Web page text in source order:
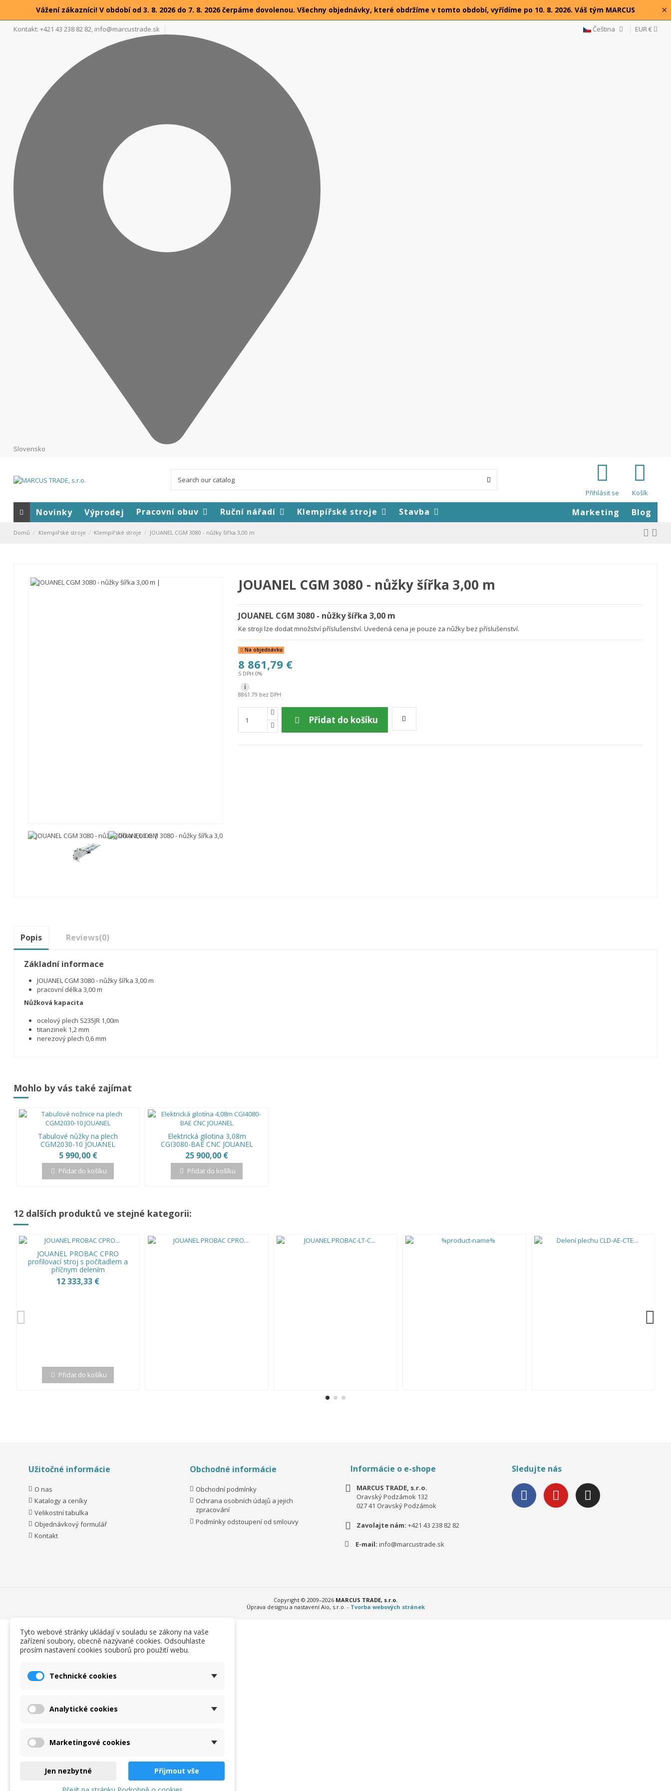
Vážení zákazníci! V období od 3. 8. 2026 do 7. 8. 2026 čerpáme dovolenou. Všechny objednávky, které obdržíme v tomto období, vyřídíme po 10. 8. 2026. Váš tým MARCUS ×
Kontakt: +421 43 238 82 82, info@marcustrade.sk
Slovensko
Čeština EUR €
Přihlásit se Košík
Novinky Výprodej Pracovní obuv Ruční nářadí Klempířské stroje Stavba Blog
Marketing
Domů Klempířské stroje Klempířské stroje JOUANEL CGM 3080 - nůžky šířka 3,00 m
JOUANEL CGM 3080 - nůžky šířka 3,00 m
JOUANEL CGM 3080 - nůžky šířka 3,00 m
Ke stroji lze dodat množství příslušenství. Uvedená cena je pouze za nůžky bez příslušenství.
Na objednávku
8 861,79 €
S DPH 0%
i
8861.79 bez DPH
Přidat do košíku
Popis Reviews(0)
Základní informace
JOUANEL CGM 3080 - nůžky šířka 3,00 m
pracovní délka 3,00 m
Nůžková kapacita
ocelový plech S235JR 1,00m
titanzinek 1,2 mm
nerezový plech 0,6 mm
Mohlo by vás také zajímat
Tabulové nůžky na plech
CGM2030-10 JOUANEL
5 990,00 €
Přidat do košíku
Elektrická gilotina 3,08m
CGI3080-BAE CNC JOUANEL
25 900,00 €
Přidat do košíku
12 dalších produktů ve stejné kategorii:
JOUANEL PROBAC CPRO
profilovací stroj s počítadlem a
příčnym delením
12 333,33 €
Přidat do košíku
Užitočné informácie
O nas
Katalogy a ceníky
Velikostní tabulka
Objednávkový formulář
Kontakt
Obchodné informácie
Obchodní podmínky
Ochrana osobních údajů a jejich
zpracování
Podmínky odstoupení od smlouvy
Informácie o e-shope
MARCUS TRADE, s.r.o.
Oravský Podzámok 132
027 41 Oravský Podzámok
Zavolajte nám: +421 43 238 82 82
E-mail: info@marcustrade.sk
Sledujte nás
Copyright © 2009–2026 MARCUS TRADE, s.r.o.
Úprava designu a nastavení Aio, s.r.o. - Tvorba webových stránek
Tyto webové stránky ukládají v souladu se zákony na vaše
zařízení soubory, obecně nazývané cookies. Odsouhlaste
prosím nastavení cookies souborů pro použití webu.
Technické cookies
Analytické cookies
Marketingové cookies
Jen nezbytné
Přijmout vše